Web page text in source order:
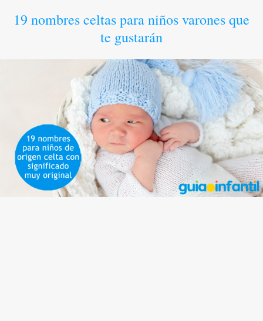
19 nombres celtas para niños varones que
te gustarán